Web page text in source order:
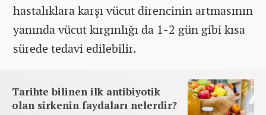
hastalıklara karşı vücut direncinin artmasının
yanında vücut kırgınlığı da 1-2 gün gibi kısa
sürede tedavi edilebilir.
Tarihte bilinen ilk antibiyotik
olan sirkenin faydaları nelerdir?